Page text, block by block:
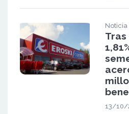
Noticia
13/10/